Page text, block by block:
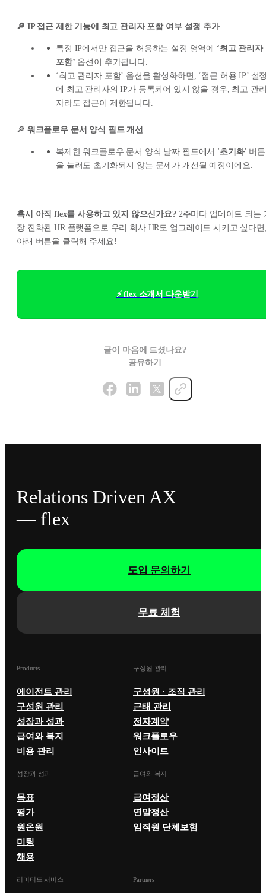
🔎 IP 접근 제한 기능에 최고 관리자 포함 여부 설정 추가
특정 IP에서만 접근을 허용하는 설정 영역에 ‘최고 관리자
포함’ 옵션이 추가됩니다.
‘최고 관리자 포함’ 옵션을 활성화하면, ‘접근 허용 IP’ 설
에 최고 관리자의 IP가 등록되어 있지 않을 경우, 최고 관
자라도 접근이 제한됩니다.
🔎 워크플로우 문서 양식 필드 개선
복제한 워크플로우 문서 양식 날짜 필드에서 '초기화' 버튼
을 눌러도 초기화되지 않는 문제가 개선될 예정이에요.
혹시 아직 flex를 사용하고 있지 않으신가요? 2주마다 업데이트 되는
장 진화된 HR 플랫폼으로 우리 회사 HR도 업그레이드 시키고 싶다
아래 버튼을 클릭해 주세요!
⚡ flex 소개서 다운받기
글이 마음에 드셨나요?
공유하기
Relations Driven AX
— flex
무료 체험
도입 문의하기
Products
에이전트 관리
구성원 관리
성장과 성과
급여와 복지
비용 관리
구성원 관리
구성원 · 조직 관리
근태 관리
전자계약
워크플로우
인사이트
성장과 성과
목표
평가
원온원
미팅
채용
급여와 복지
급여정산
연말정산
임직원 단체보험
리미티드 서비스 Partners